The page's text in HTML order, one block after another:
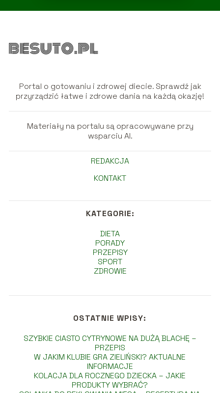
Portal o gotowaniu i zdrowej diecie. Sprawdź jak
przyrządzić łatwe i zdrowe dania na każdą okazję!
Materiały na portalu są opracowywane przy
wsparciu AI.
REDAKCJA
KONTAKT
KATEGORIE:
DIETA
PORADY
PRZEPISY
SPORT
ZDROWIE
OSTATNIE WPISY:
SZYBKIE CIASTO CYTRYNOWE NA DUŻĄ BLACHĘ –
PRZEPIS
W JAKIM KLUBIE GRA ZIELIŃSKI? AKTUALNE
INFORMACJE
KOLACJA DLA ROCZNEGO DZIECKA – JAKIE
PRODUKTY WYBRAĆ?